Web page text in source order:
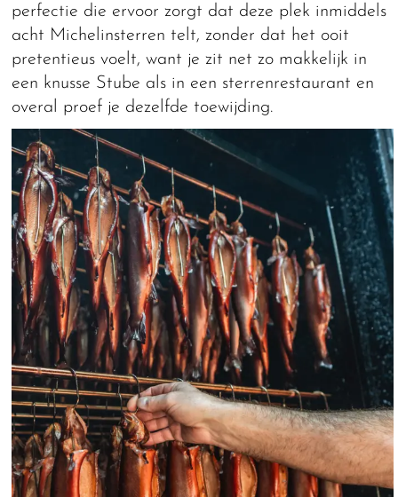
perfectie die ervoor zorgt dat deze plek inmiddels
acht Michelinsterren telt, zonder dat het ooit
pretentieus voelt, want je zit net zo makkelijk in
een knusse Stube als in een sterrenrestaurant en
overal proef je dezelfde toewijding.